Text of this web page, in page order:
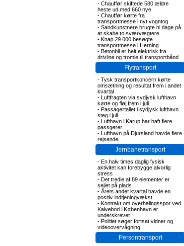
- Chauffør skiftede 580 ældre
heste ud med 660 nye
- Chauffør kørte fra
transportmesse i nyt vogntog
- Sandkunstnere brugte ni dage på
at skabe to sværvægtere
- Knap 29.000 besøgte
transportmesse i Herning
- Betonbil er helt elektrisk fra
drivline og tromle til transportbånd
Flytransport
- Tysk transportkoncern kørte
omsætning og resultat frem i andet
kvartal
- Luftfragten via sydjysk lufthavn
kørte og fløj frem i juli
- Passagertallet i sydjysk lufthavn
steg i juli
- Lufthavn i Karup har haft flere
passgerer
- Lufthavn på Djursland havde flere
rejsende
Jernbanetransport
- En halv times daglig fysisk
aktivitet kan forebygge alvorlig
stress
- Det tredie af 89 elementer er
sejlet på plads
- Årets andet kvartal havde en
positiv indtjeningvækst
- Kontrakt om overhalingsspor ved
Kalvebod i København er
underskrevet
- Politiet søger fortsat vidner og
videoovervågning
Persontransport